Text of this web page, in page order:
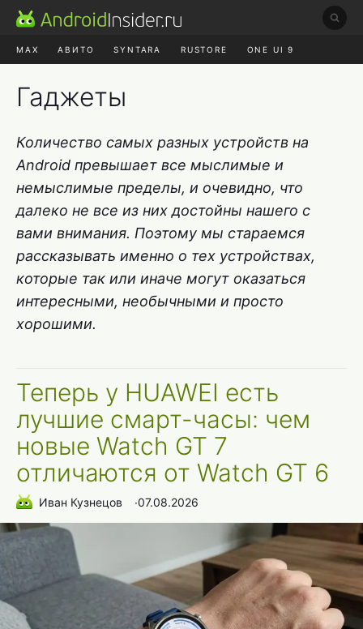
MAX АВИТО SYNTARA RUSTORE ONE UI 9
Гаджеты
Количество самых разных устройств на
Android превышает все мыслимые и
немыслимые пределы, и очевидно, что
далеко не все из них достойны нашего с
вами внимания. Поэтому мы стараемся
рассказывать именно о тех устройствах,
которые так или иначе могут оказаться
интересными, необычными и просто
хорошими.
Теперь у HUAWEI есть
лучшие смарт-часы: чем
новые Watch GT 7
отличаются от Watch GT 6
Иван Кузнецов ∙07.08.2026